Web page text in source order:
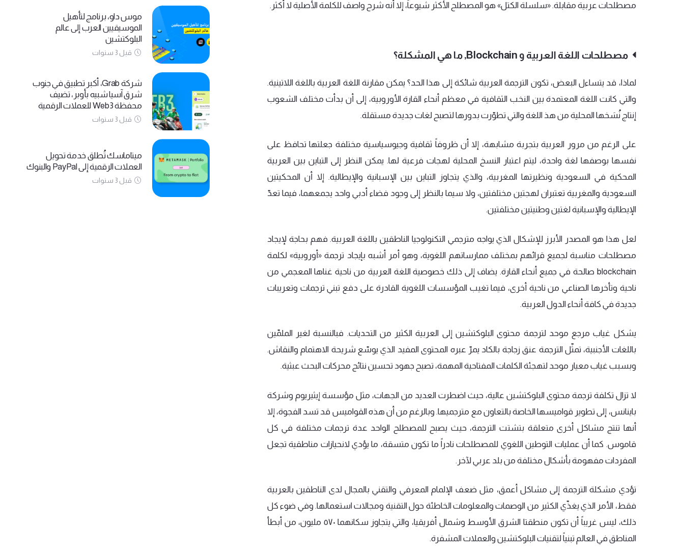
مصطلحات عربية مقابلة. «سلسلة الكتل»هو المصطلح الأكثر شيوعاً، إلا أنهشرح واصفللكلمة الأصليةلا أكثر .
مصطلحات اللغة العربية و Blockchain, ما هي المشكلة؟
لماذا، قد يتساءل البعض، تكون الترجمة العربية شائكة إلى هذا الحد؟ يمكن مقارنة اللغة العربية باللغة اللاتينية.
والتي كانت اللغة المعتمدة بين النخب الثقافية في معظم أنحاء القارة الأوروبية، إلى أن بدأت مختلف الشعوب
إنتاج نُسَخهاالمحلية منهذ اللغةوالتيتطوّرتبدورهالتصبح لغاتجديدة مستقلة.
على الرغم من مرور العربية بتجربة مشابهة، إلا أن ظروفاً ثقافية وجيوسياسية مختلفة جعلتها تحافظ على
نفسها بوصفها لغة واحدة، ليتم اعتبار النسخ المحلية لهجات فرعية لها.يمكن النظر إلى التباين بين العربية
المحكية في السعودية ونظيرتها المغربية، والذي يتجاوز التباين بين الإسبانية والإيطالية. إلا أن المحكيتين
السعودية والمغربية تعتبران لهجتين مختلفتين، ولا سيما بالنظر إلى وجود فضاء أدبي واحد يجمعهما، فيما تعدّ
الإيطاليةوالإسبانيةلغتينوطنيتين مختلفتين.
لعل هذا هو المصدر الأبرز للإشكال الذي يواجه مترجمي التكنولوجيا الناطقين باللغة العربية.فهم بحاجة لإيجاد
مصطلحات مناسبة لجميع قرائهم بمختلف ممارساتهم اللغوية، وهو أمر أشبه بإيجاد ترجمة«أوروبية»لكلمة
blockchain صالحة في جميع أنحاء القارة.يضاف إلى ذلك خصوصية اللغة العربية من ناحية غناها المعجمي من
ناحية وتأخرها الصناعي من ناحية أخرى، فيما تغيب المؤسسات اللغوية القادرة على دفع تبني ترجمات وتعريبات
جديدةفي كافةأنحاءالدولالعربية.
يشكل غياب مرجع موحد لترجمة محتوى البلوكتشين إلى العربية الكثير من التحديات. فبالنسبة لغير الملمّين
باللغات الأجنبية، تمثّل الترجمة عنق زجاجة بالكاد يمرّ عبره المحتوى المفيد الذي يوسّع شريحة الاهتمام والنقاش.
وبسبب غياب معيار موحد لتهجئة الكلمات المفتاحية المهمة، تصبح جهود تحسيننتائج محركات البحث عبثية.
لا تزال تكلفة ترجمة محتوى البلوكتشين عالية، حيث اضطرت العديد من الجهات، مثل مؤسسة إيثيريوم وشركة
باينانس، إلىتطوير قواميسهاالخاصةبالتعاون مع مترجميها.وبالرغم منأنهذهالقواميس قد تسد الفجوة، إلا
أنها تنتج مشاكل أخرى متعلقة بتشتت الترجمة، حيث يصبح للمصطلح الواحد عدة ترجمات مختلفة في كل
قاموس. كما أن عمليات التوطين اللغوي للمصطلحات نادراً ما تكون متسقة، ما يؤدي لانحيازات مناطقية تجعل
المفردات مفهومةبأشكال مختلفة منبلد عربيلآخر .
تؤدي مشكلة الترجمة إلى مشاكل أعمق، مثل ضعف الإلمام المعرفي والتقني بالمجال لدى الناطقين بالعربية
فقط، الأمر الذييغذّي الكثير من الوصماتوالمعلومات الخاطئة حول التقنية ومجالات استعمالها.وفي ضوء كل
ذلك، ليس غريباً أن تكون منطقتا الشرق الأوسط وشمال أفريقيا، والتي يتجاوز سكانهما ٥٧٠ مليون، من أبطأ
المناطقفي العالم تبنياًلتقنيات البلوكتشينوالعملات المشفرة.
موس داو، برنامج لتأهيل
الموسيقيين العرب إلى عالم
البلوكتشين
قبل 3 سنوات
شركة Grab، أكبر تطبيق في جنوب
شرق آسيا شبيه بأوبر، تضيف
محفظة Web3 للعملات الرقمية
قبل 3 سنوات
ميتاماسك تُطلق خدمة تحويل
العملات الرقمية إلى PayPal والبنوك
قبل 3 سنوات